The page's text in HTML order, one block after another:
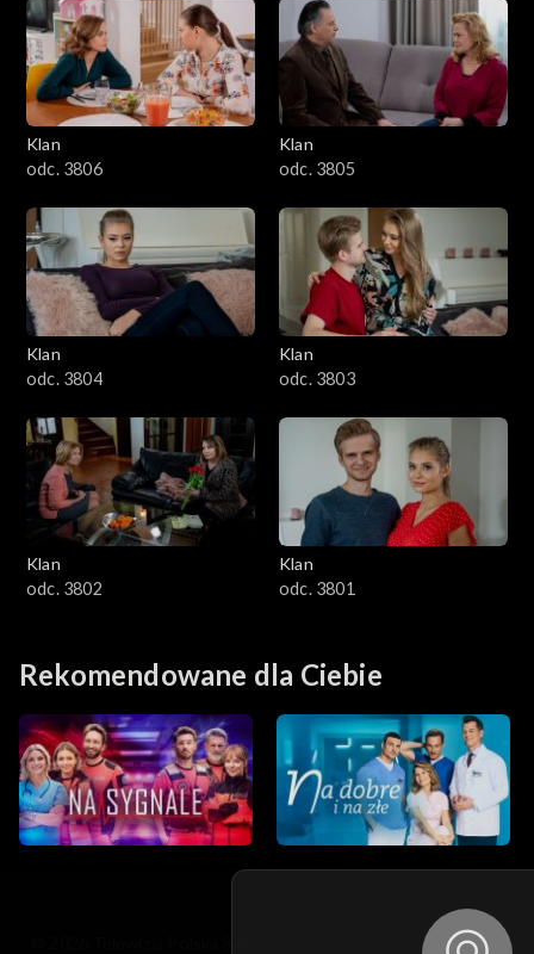
Klan
odc. 3806
Klan
odc. 3805
Klan
odc. 3804
Klan
odc. 3803
Klan
odc. 3802
Klan
odc. 3801
Rekomendowane dla Ciebie